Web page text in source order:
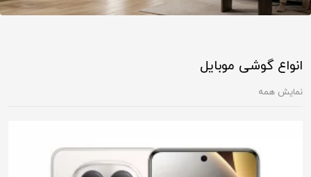
انواع گوشی موبایل
نمایش همه